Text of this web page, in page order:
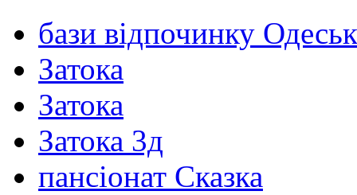
бази відпочинку
Затока
Затока
Затока 3д
пансіонат Сказка